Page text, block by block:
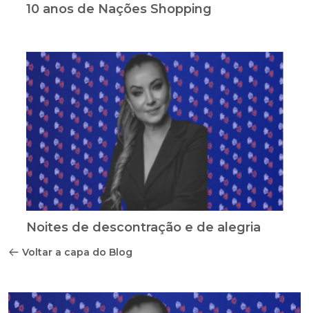
10 anos de Nações Shopping
Noites de descontração e de alegria
Voltar a capa do Blog